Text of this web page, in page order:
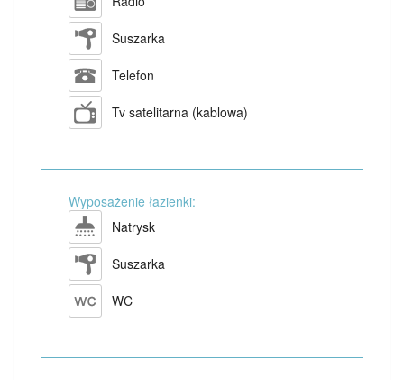
Suszarka
Telefon
Tv satelitarna (kablowa)
Wyposażenie łazienki:
Natrysk
Suszarka
WC